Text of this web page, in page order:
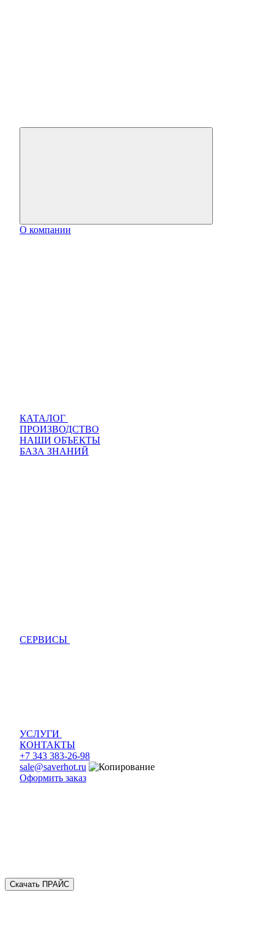
О компании
КАТАЛОГ
ПРОИЗВОДСТВО
НАШИ ОБЪЕКТЫ
БАЗА ЗНАНИЙ
СЕРВИСЫ
УСЛУГИ
КОНТАКТЫ
+7 343 383-26-98
sale@saverhot.ru
Оформить заказ
Скачать ПРАЙС